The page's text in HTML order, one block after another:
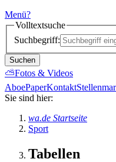
Menü?
Volltextsuche
Suchbegriff:
Suchen
⛅Fotos & Videos
AboePaperKontakt
Sie sind hier:
wa.de Startseite
Sport
Tabellen